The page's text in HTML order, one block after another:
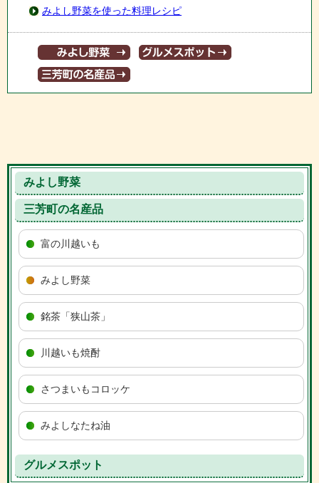
みよし野菜を使った料理レシピ
みよし野菜
三芳町の名産品
富の川越いも
みよし野菜
銘茶「狭山茶」
川越いも焼酎
さつまいもコロッケ
みよしなたね油
グルメスポット